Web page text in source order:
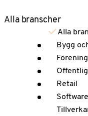
Alla branscher
Alla
Bygg
Retail